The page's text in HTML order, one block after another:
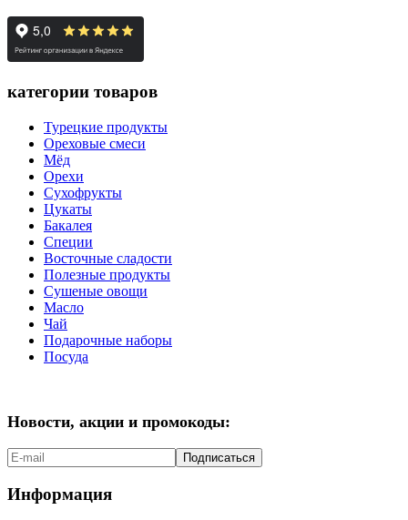
категории товаров
Турецкие продукты
Ореховые смеси
Мёд
Орехи
Сухофрукты
Цукаты
Бакалея
Специи
Восточные сладости
Полезные продукты
Сушеные овощи
Масло
Чай
Подарочные наборы
Посуда
Новости, акции и промокоды:
Подписаться
Информация